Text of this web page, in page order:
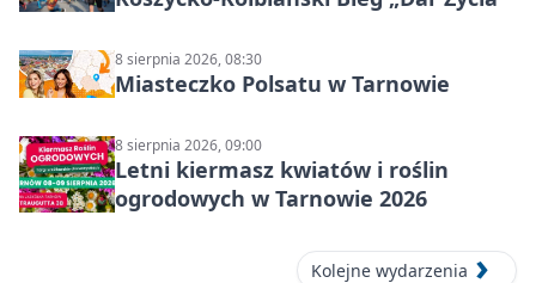
8 sierpnia 2026, 08:30
Miasteczko Polsatu w Tarnowie
8 sierpnia 2026, 09:00
Letni kiermasz kwiatów i roślin
ogrodowych w Tarnowie 2026
Kolejne wydarzenia